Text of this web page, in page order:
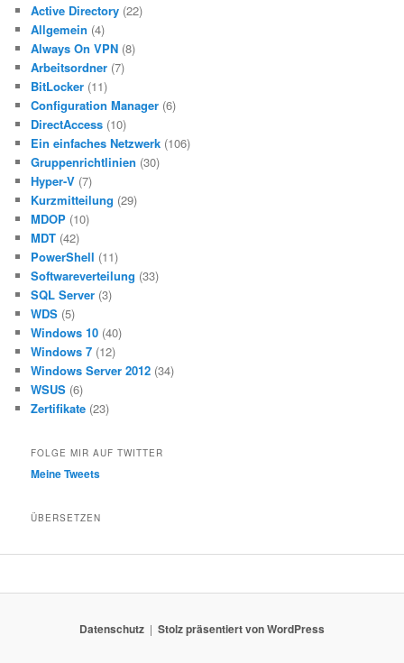
Active Directory (22)
Allgemein (4)
Always On VPN (8)
Arbeitsordner (7)
BitLocker (11)
Configuration Manager (6)
DirectAccess (10)
Ein einfaches Netzwerk (106)
Gruppenrichtlinien (30)
Hyper-V (7)
Kurzmitteilung (29)
MDOP (10)
MDT (42)
PowerShell (11)
Softwareverteilung (33)
SQL Server (3)
WDS (5)
Windows 10 (40)
Windows 7 (12)
Windows Server 2012 (34)
WSUS (6)
Zertifikate (23)
FOLGE MIR AUF TWITTER
Meine Tweets
ÜBERSETZEN
Datenschutz Stolz präsentiert von WordPress